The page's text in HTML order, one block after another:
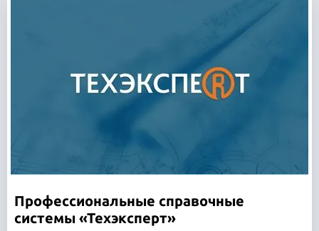
Профессиональные справочные
системы «Техэксперт»